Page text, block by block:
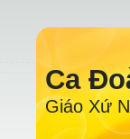
Ca
Giáo Xứ